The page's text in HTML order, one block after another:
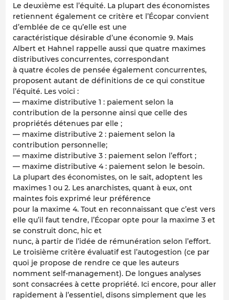
Le deuxième est l’équité. La plupart des économistes
retiennent également ce critère et l’Écopar convient
d’emblée de ce qu’elle est une
caractéristique désirable d’une économie 9. Mais
Albert et Hahnel rappelle aussi que quatre maximes
distributives concurrentes, correspondant
à quatre écoles de pensée également concurrentes,
proposent autant de définitions de ce qui constitue
l’équité. Les voici :
— maxime distributive 1 : paiement selon la
contribution de la personne ainsi que celle des
propriétés détenues par elle ;
— maxime distributive 2 : paiement selon la
contribution personnelle;
— maxime distributive 3 : paiement selon l’effort ;
— maxime distributive 4 : paiement selon le besoin.
La plupart des économistes, on le sait, adoptent les
maximes 1 ou 2. Les anarchistes, quant à eux, ont
maintes fois exprimé leur préférence
pour la maxime 4. Tout en reconnaissant que c’est vers
elle qu’il faut tendre, l’Écopar opte pour la maxime 3 et
se construit donc, hic et
nunc, à partir de l’idée de rémunération selon l’effort.
Le troisième critère évaluatif est l’autogestion (ce par
quoi je propose de rendre ce que les auteurs
nomment self-management). De longues analyses
sont consacrées à cette propriété. Ici encore, pour aller
rapidement à l’essentiel, disons simplement que les